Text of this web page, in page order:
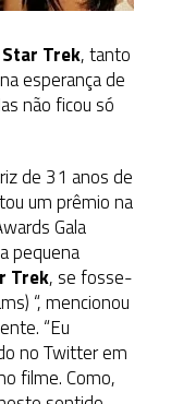
Star Trek, tanto
esperança de
não ficou só
de 31 anos de
um prêmio na
Gala
pequena
Trek, se fosse-
“, mencionou
“Eu
no Twitter em
filme. Como,